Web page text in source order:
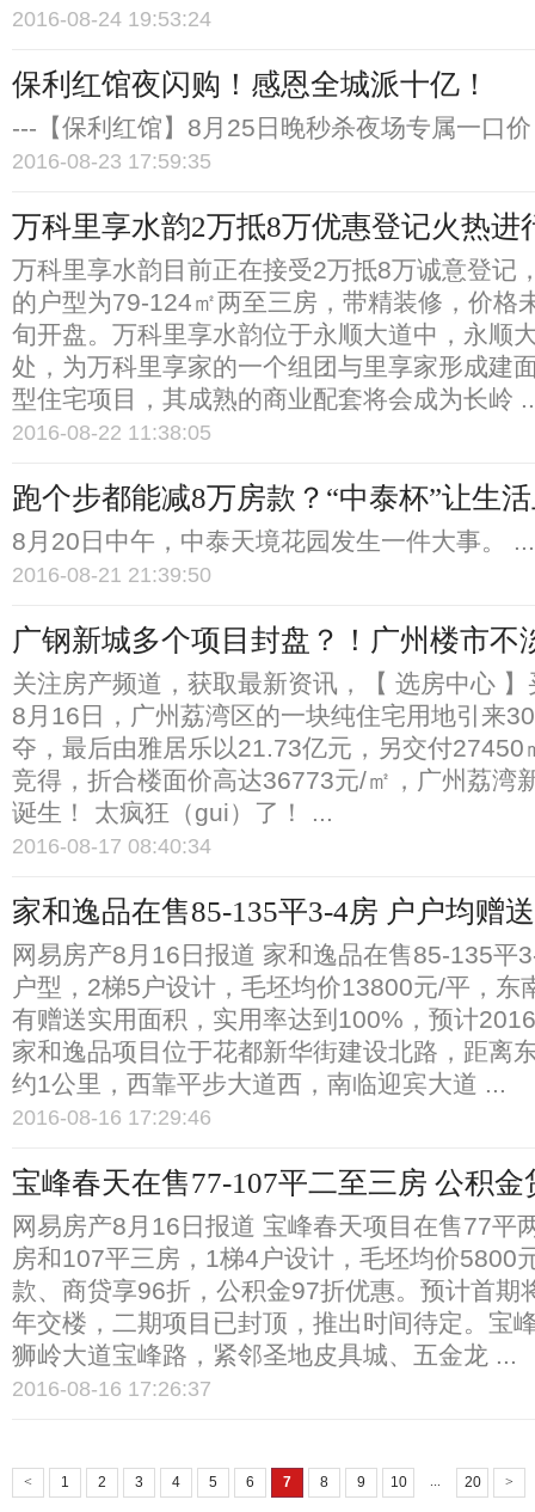
2016-08-24 19:53:24
保利红馆夜闪购！感恩全城派十亿！
---【保利红馆】8月25日晚秒杀夜场专属一口
2016-08-23 17:59:35
万科里享水韵2万抵8万优惠登记火热进
万科里享水韵目前正在接受2万抵8万诚意登记
的户型为79-124㎡两至三房，带精装修，价格
旬开盘。万科里享水韵位于永顺大道中，永顺
处，为万科里享家的一个组团与里享家形成建
型住宅项目，其成熟的商业配套将会成为长岭
2016-08-22 11:38:05
跑个步都能减8万房款？“中泰杯”让生
8月20日中午，中泰天境花园发生一件大事。 ...
2016-08-21 21:39:50
广钢新城多个项目封盘？！广州楼市不
关注房产频道，获取最新资讯，【 选房中心
8月16日，广州荔湾区的一块纯住宅用地引来
夺，最后由雅居乐以21.73亿元，另交付27450
竞得，折合楼面价高达36773元/㎡，广州荔湾
诞生！ 太疯狂（gui）了！ ...
2016-08-17 08:40:34
家和逸品在售85-135平3-4房 户户均赠
网易房产8月16日报道 家和逸品在售85-135平
户型，2梯5户设计，毛坯均价13800元/平，东
有赠送实用面积，实用率达到100%，预计
家和逸品项目位于花都新华街建设北路，距离
约1公里，西靠平步大道西，南临迎宾大道 ...
2016-08-16 17:29:46
宝峰春天在售77-107平二至三房 公积金
网易房产8月16日报道 宝峰春天项目在售77平
房和107平三房，1梯4户设计，毛坯均价5800
款、商贷享96折，公积金97折优惠。预计首期
年交楼，二期项目已封顶，推出时间待定。宝
狮岭大道宝峰路，紧邻圣地皮具城、五金龙 ...
2016-08-16 17:26:37
< 1 2 3 4 5 6 7 8 9 10 ... 20 >